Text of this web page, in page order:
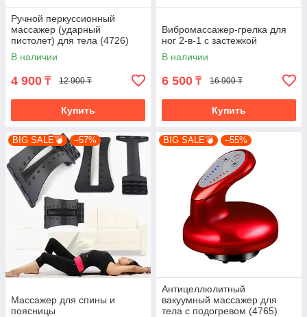
Ручной перкуссионный
массажер (ударный
пистолет) для тела (4726)
В наличии
4 900 ₸ 12 900 ₸
Купить
Вибромассажер-грелка для
ног 2-в-1 с застежкой
В наличии
6 500 ₸ 16 900 ₸
Купить
BIG SALE💣 –57%
Массажер для спины и
поясницы
BIG SALE💣 –55%
Антицеллюлитный
вакуумный массажер для
тела с подогревом (4765)